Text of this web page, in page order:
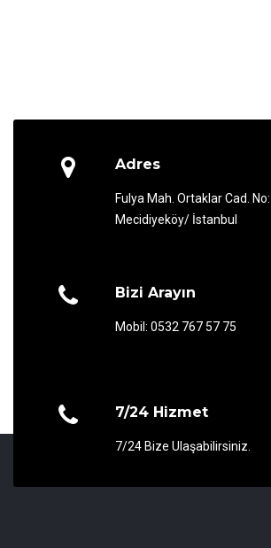
Adres
Fulya Mah. Ortaklar Cad.
Mecidiyeköy/ İstanbul
Bizi Arayın
Mobil: 0532 767 57 75
7/24 Hizmet
7/24 Bize Ulaşabilirsiniz.